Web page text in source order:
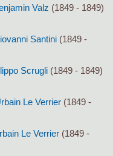
Valz (1849 - 1849)
Santini (1849 -
Scrugli (1849 - 1849)
Le Verrier (1849 -
Le Verrier (1849 -